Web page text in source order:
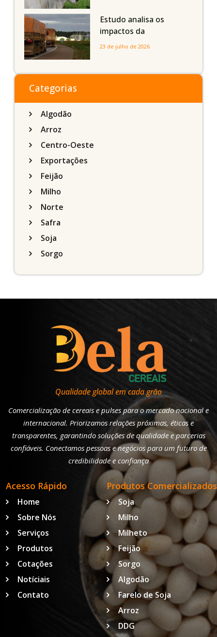
Estudo analisa os
impactos da
infraestrutura logística
do Sul
23 de julho de 2026
Categorias
Algodão
Arroz
Centro-Oeste
Exportações
Feijão
Milho
Norte
Safra
Soja
Sorgo
Qualidade global em cada grão
Comercialização de cereais e pulses para o mercado nacional e
internacional. Priorizamos relações próximas, éticas e
transparentes, garantindo soluções de qualidade e parcerias
confiáveis. Conectamos pessoas e negócios para um futuro de
credibilidade e confiança
Acesso Rápido
Home
Sobre Nós
Serviços
Produtos
Cotações
Notíciais
Contato
Produtos Comercializados
Soja
Milho
Milheto
Feijão
Sorgo
Algodão
Farelo de Soja
Arroz
DDG